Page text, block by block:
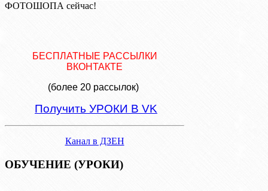
ФОТОШОПА сейчас!
БЕСПЛАТНЫЕ РАССЫЛКИ
ВКОНТАКТЕ
(более 20 рассылок)
Получить УРОКИ В VK
Канал в ДЗЕН
ОБУЧЕНИЕ (УРОКИ)